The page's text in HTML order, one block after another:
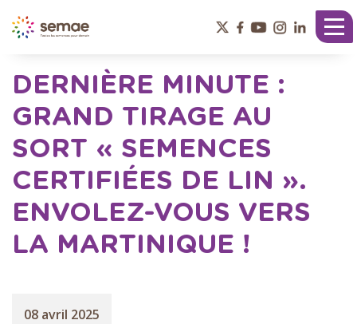
DERNIÈRE MINUTE :
GRAND TIRAGE AU
SORT « SEMENCES
CERTIFIÉES DE LIN ».
ENVOLEZ-VOUS VERS
LA MARTINIQUE !
08 avril 2025